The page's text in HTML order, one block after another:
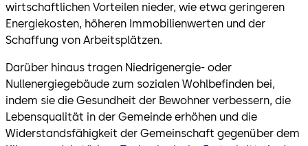
wirtschaftlichen Vorteilen nieder, wie etwa geringeren
Energiekosten, höheren Immobilienwerten und der
Schaffung von Arbeitsplätzen.
Darüber hinaus tragen Niedrigenergie- oder
Nullenergiegebäude zum sozialen Wohlbefinden bei,
indem sie die Gesundheit der Bewohner verbessern, die
Lebensqualität in der Gemeinde erhöhen und die
Widerstandsfähigkeit der Gemeinschaft gegenüber dem